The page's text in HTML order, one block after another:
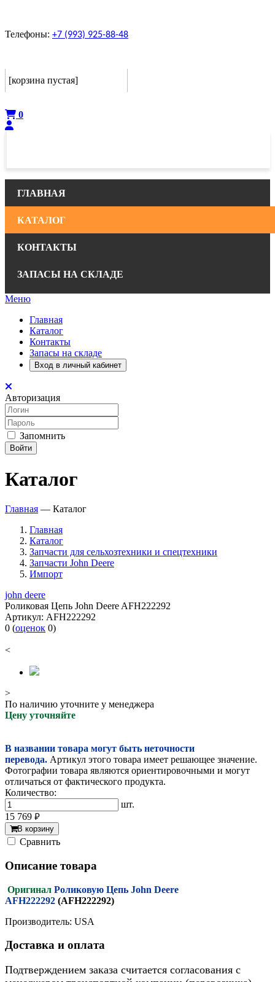
Телефоны: +7 (993) 925-88-48
[корзина пустая]
0
ГЛАВНАЯ
КАТАЛОГ
КОНТАКТЫ
ЗАПАСЫ НА СКЛАДЕ
Меню
Главная
Каталог
Контакты
Запасы на складе
Вход в личный кабинет
Авторизация
Запомнить
Войти
Каталог
Главная — Каталог
Главная
Каталог
Запчасти для сельхозтехники и спецтехники
Запчасти John Deere
Импорт
john deere
Роликовая Цепь John Deere AFH222292
Артикул: AFH222292
0 (оценок 0)
<
>
По наличию уточните у менеджера
Цену уточняйте
В названии товара могут быть неточности
перевода. Артикул этого товара имеет решающее значение.
Фотографии товара являются ориентировочными и могут
отличаться от фактического продукта.
Количество:
шт.
15 769 руб.
В корзину
Cравнить
Описание товара
Оригинал Роликовую Цепь John Deere
AFH222292 (AFH222292)
Производитель: USA
Доставка и оплата
Подтверждением заказа считается согласования с